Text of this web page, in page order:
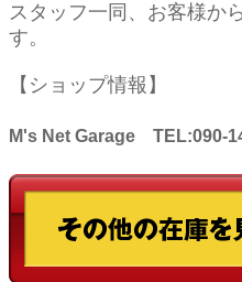
スタッフ一同、お客様か
す。
【ショップ情報】
M's Net Garage TEL:090-